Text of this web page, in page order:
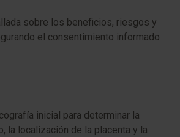
sobre los beneficios, riesgos y
el consentimiento informado
inicial para determinar la
la localización de la placenta y la